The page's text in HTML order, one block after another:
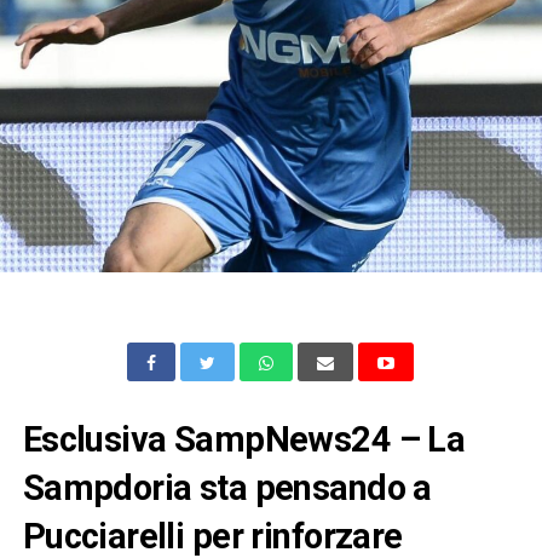
Esclusiva SampNews24 – La
Sampdoria sta pensando a
Pucciarelli per rinforzare